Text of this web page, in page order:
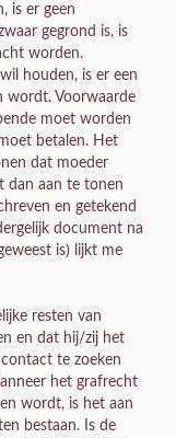
is er geen
gegrond is, is
worden.
houden, is er een
wordt. Voorwaarde
moet worden
betalen. Het
dat moeder
dan aan te tonen
en getekend
document na
is) lijkt me
resten van
en dat hij/zij het
te zoeken
het grafrecht
wordt, is het aan
bestaan. Is de